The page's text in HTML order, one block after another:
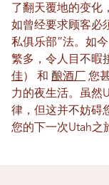
了翻天覆地的变
如曾经要求顾客必
私俱乐部”法。如
繁多，令人目不暇
佳） 和 酿酒厂
您
力的夜生活。虽然
律，但这并不妨碍
您的下一次Utah